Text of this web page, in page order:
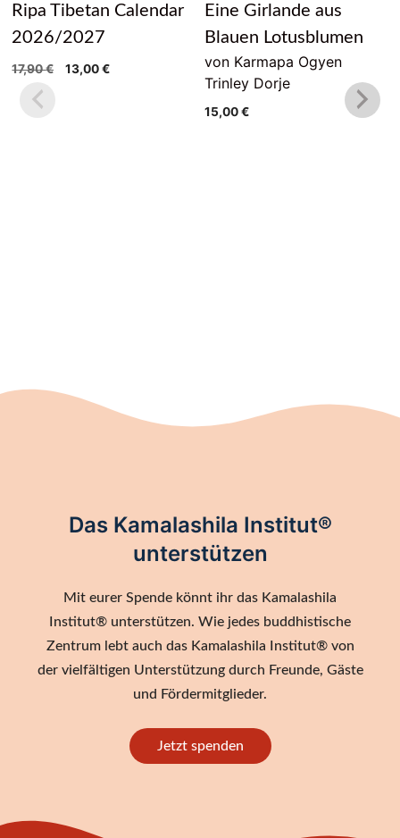
Ripa Tibetan Calendar
2026/2027
17,90€
Ursprünglicher
13,00€Aktueller
Eine Girlande aus
Blauen Lotusblumen
von Karmapa Ogyen
Trinley Dorje
15,00€
Das Kamalashila Institut®
unterstützen
Mit eurer Spende könnt ihr das Kamalashila
Institut® unterstützen. Wie jedes buddhistische
Zentrum lebt auch das Kamalashila Institut® von
der vielfältigen Unterstützung durch Freunde, Gäste
und Fördermitglieder.
Jetzt spenden